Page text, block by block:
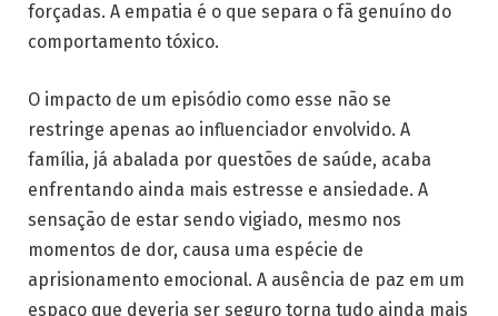
forçadas. A empatia é o que separa o fã genuíno do
comportamento tóxico.
O impacto de um episódio como esse não se
restringe apenas ao influenciador envolvido. A
família, já abalada por questões de saúde, acaba
enfrentando ainda mais estresse e ansiedade. A
sensação de estar sendo vigiado, mesmo nos
momentos de dor, causa uma espécie de
aprisionamento emocional. A ausência de paz em um
espaço que deveria ser seguro torna tudo ainda mais